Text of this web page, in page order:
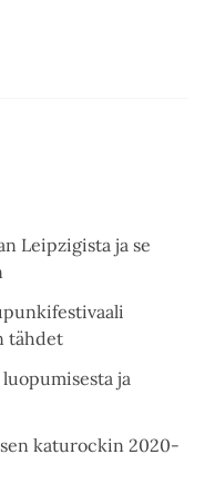
Leipzigista ja se
tähdet
ja
katurockin 2020-